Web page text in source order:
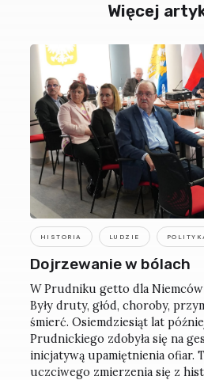
Więcej
HISTORIA LUDZIE
Dojrzewanie w bólach
W Prudniku getto dla Niemców
Były druty, głód, choroby,
śmierć. Osiemdziesiąt lat
Prudnickiego zdobyła się na
inicjatywą upamiętnienia ofiar.
uczciwego zmierzenia się z